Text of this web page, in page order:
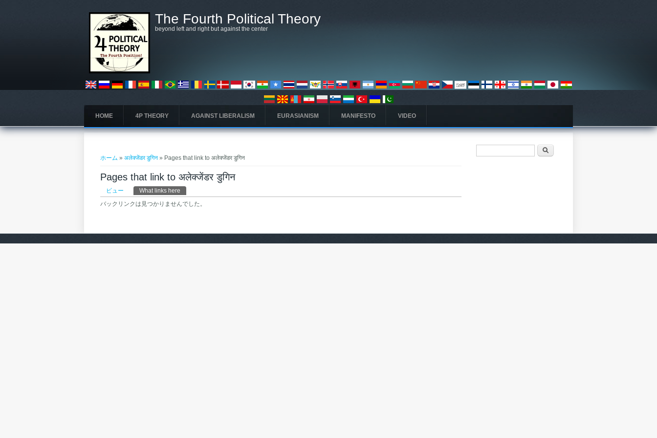
The Fourth Political Theory
beyond left and right but against the center
HOME 4P THEORY AGAINST LIBERALISM EURASIANISM MANIFESTO VIDEO
ホーム »अलेक्जेंडर डुगिन» Pages that link to अलेक्जेंडर डुगिन
Pages that link to अलेक्जेंडर डुगिन
プライマリータブ
ビュー What links here
バックリンクは見つかりませんでした。
検索フォーム